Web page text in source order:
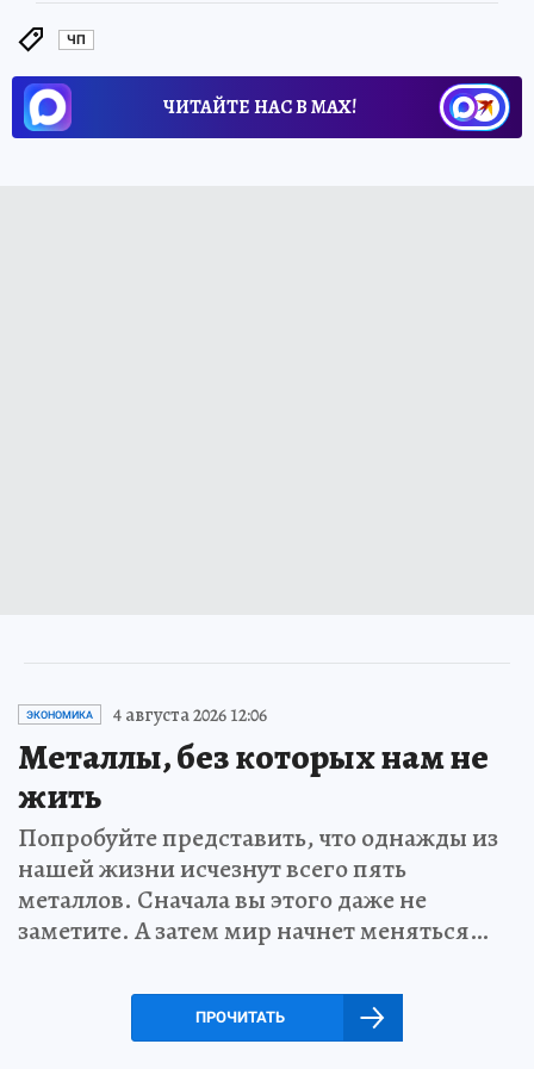
ЧП
ЧИТАЙТЕ НАС В МАХ!
ЭКОНОМИКА 4 августа 2026 12:06
Металлы, без которых нам не
жить
Попробуйте представить, что однажды из
нашей жизни исчезнут всего пять
металлов. Сначала вы этого даже не
заметите. А затем мир начнет меняться…
ПРОЧИТАТЬ